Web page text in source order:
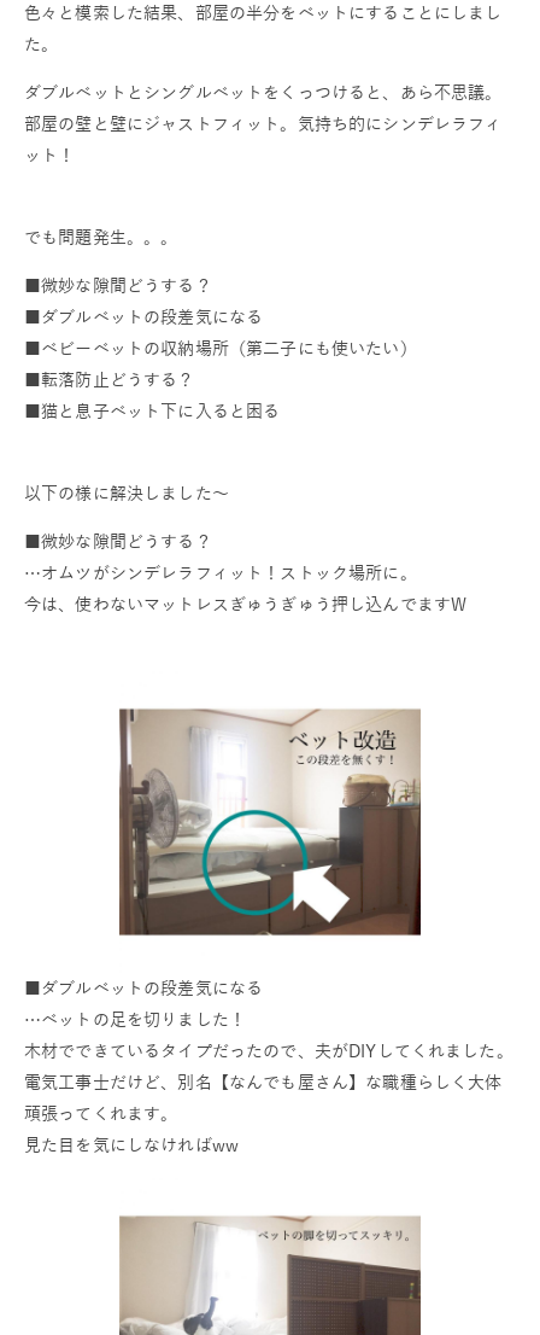
色々と模索した結果、部屋の半分をベットにすることにしまし
た。
ダブルベットとシングルベットをくっつけると、あら不思議。
部屋の壁と壁にジャストフィット。気持ち的にシンデレラフィ
ット！
でも問題発生。。。
■微妙な隙間どうする？
■ダブルベットの段差気になる
■ベビーベットの収納場所（第二子にも使いたい）
■転落防止どうする？
■猫と息子ベット下に入ると困る
以下の様に解決しました～
■微妙な隙間どうする？
…オムツがシンデレラフィット！ストック場所に。
今は、使わないマットレスぎゅうぎゅう押し込んでますW
■ダブルベットの段差気になる
…ベットの足を切りました！
木材でできているタイプだったので、夫がDIYしてくれました。
電気工事士だけど、別名【なんでも屋さん】な職種らしく大体
頑張ってくれます。
見た目を気にしなければww